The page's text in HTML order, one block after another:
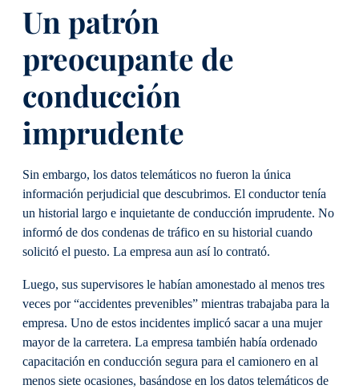
Un patrón
preocupante de
conducción
imprudente
Sin embargo, los datos telemáticos no fueron la única
información perjudicial que descubrimos. El conductor tenía
un historial largo e inquietante de conducción imprudente. No
informó de dos condenas de tráfico en su historial cuando
solicitó el puesto. La empresa aun así lo contrató.
Luego, sus supervisores le habían amonestado al menos tres
veces por “accidentes prevenibles” mientras trabajaba para la
empresa. Uno de estos incidentes implicó sacar a una mujer
mayor de la carretera. La empresa también había ordenado
capacitación en conducción segura para el camionero en al
menos siete ocasiones, basándose en los datos telemáticos de